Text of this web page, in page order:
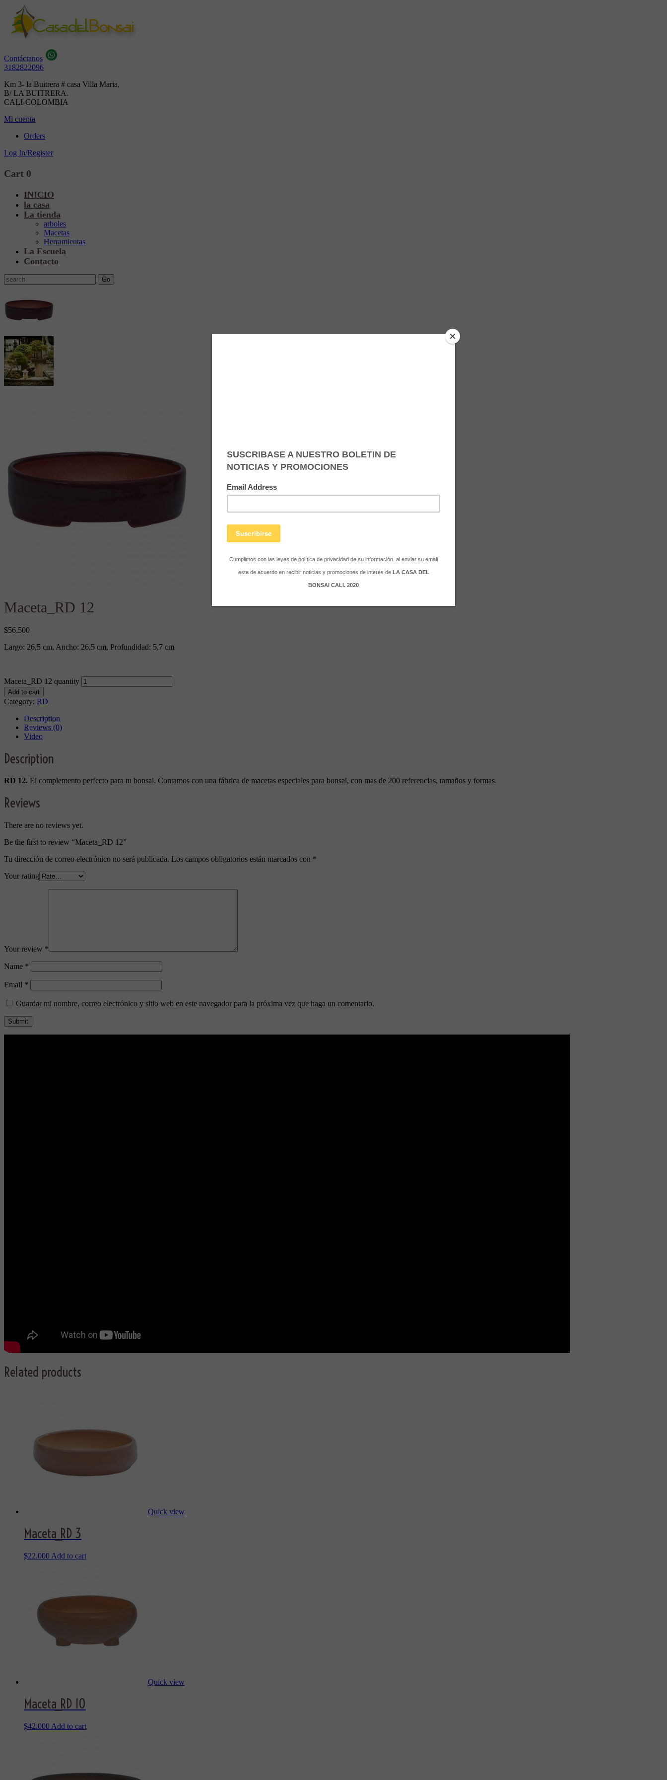
Contáctanos
3182822096
Km 3- la Buitrera # casa Villa Maria,
B/ LA BUITRERA.
CALI-COLOMBIA
Mi cuenta
Orders
Log In/Register
Cart 0
INICIO
la casa
La tienda
arboles
Macetas
Herramientas
La Escuela
Contacto
Maceta_RD 12
$56.500
Largo: 26,5 cm, Ancho: 26,5 cm, Profundidad: 5,7 cm
Maceta_RD 12 quantity
Add to cart
Category: RD
Description
Reviews (0)
Video
Description
RD 12. El complemento perfecto para tu bonsai. Contamos con una fábrica de macetas especiales para bonsai, con mas de 200 referencias, tamaños y formas.
Reviews
There are no reviews yet.
Be the first to review “Maceta_RD 12”
Tu dirección de correo electrónico no será publicada. Los campos obligatorios están marcados con *
Your rating
Your review *
Name *
Email *
Guardar mi nombre, correo electrónico y sitio web en este navegador para la próxima vez que haga un comentario.
Related products
Quick view
Maceta_RD 3
$22.000 Add to cart
Quick view
Maceta_RD 10
$42.000 Add to cart